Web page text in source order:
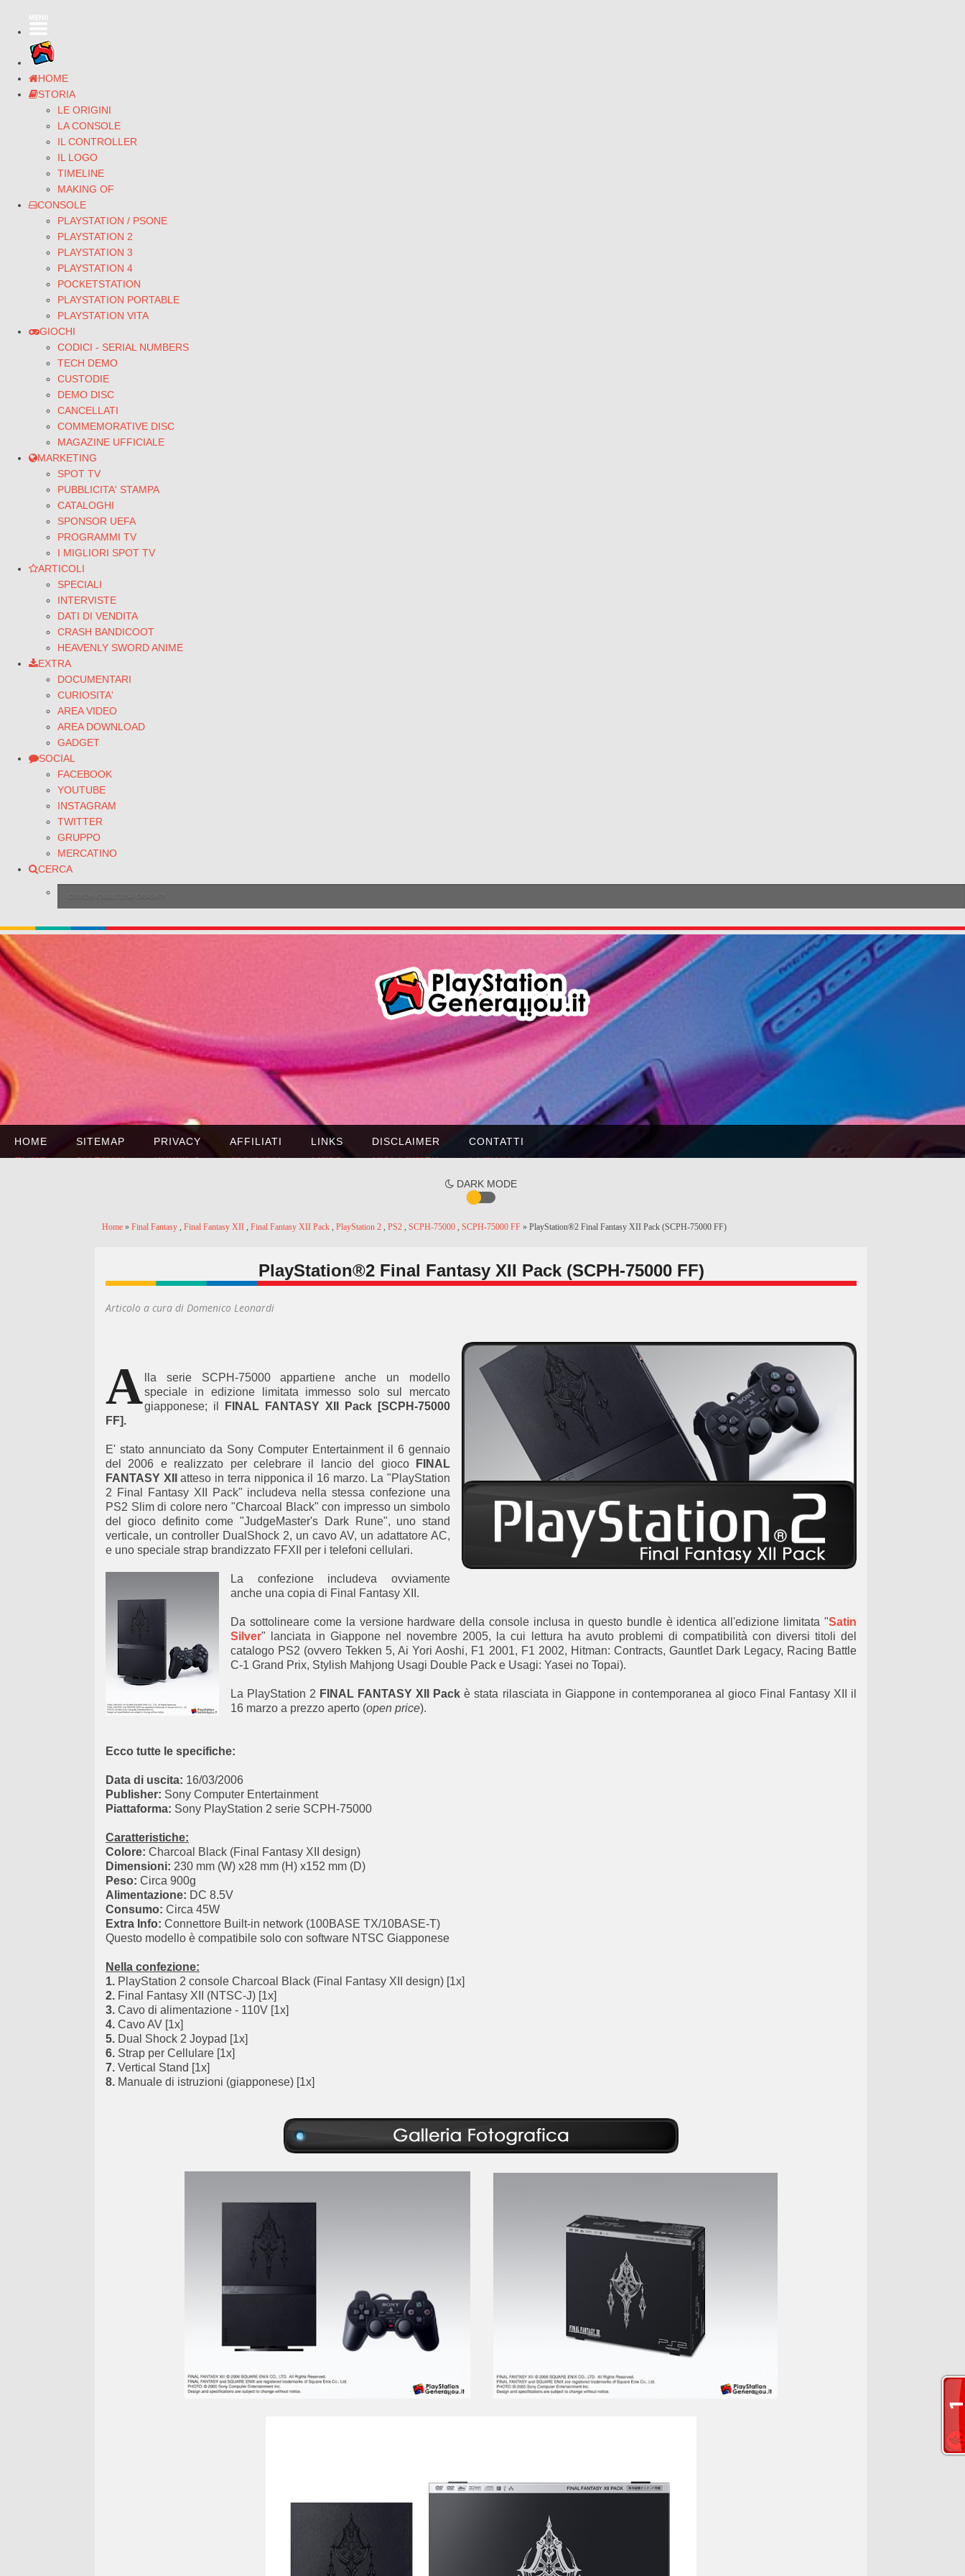
HOME
STORIA
LE ORIGINI
LA CONSOLE
IL CONTROLLER
IL LOGO
TIMELINE
MAKING OF
CONSOLE
PLAYSTATION / PSONE
PLAYSTATION 2
PLAYSTATION 3
PLAYSTATION 4
POCKETSTATION
PLAYSTATION PORTABLE
PLAYSTATION VITA
GIOCHI
CODICI - SERIAL NUMBERS
TECH DEMO
CUSTODIE
DEMO DISC
CANCELLATI
COMMEMORATIVE DISC
MAGAZINE UFFICIALE
MARKETING
SPOT TV
PUBBLICITA' STAMPA
CATALOGHI
SPONSOR UEFA
PROGRAMMI TV
I MIGLIORI SPOT TV
ARTICOLI
SPECIALI
INTERVISTE
DATI DI VENDITA
CRASH BANDICOOT
HEAVENLY SWORD ANIME
EXTRA
DOCUMENTARI
CURIOSITA'
AREA VIDEO
AREA DOWNLOAD
GADGET
SOCIAL
FACEBOOK
YOUTUBE
INSTAGRAM
TWITTER
GRUPPO
MERCATINO
CERCA
HOME SITEMAP PRIVACY AFFILIATI LINKS DISCLAIMER CONTATTI
DARK MODE
Home » Final Fantasy , Final Fantasy XII , Final Fantasy XII Pack , PlayStation 2 , PS2 , SCPH-75000 , SCPH-75000 FF » PlayStation®2 Final Fantasy XII Pack (SCPH-75000 FF)
PlayStation®2 Final Fantasy XII Pack (SCPH-75000 FF)
Articolo a cura di Domenico Leonardi
A lla serie SCPH-75000 appartiene anche un modello
speciale in edizione limitata immesso solo sul mercato
giapponese; il
FINAL FANTASY XII Pack [SCPH-75000
FF].
E' stato annunciato da Sony Computer Entertainment il 6 gennaio
del 2006 e realizzato per celebrare il lancio del gioco
FINAL
FANTASY XIIatteso in terra nipponica il 16 marzo. La "PlayStation
2 Final Fantasy XII Pack" includeva nella stessa confezione una
PS2 Slim di colore nero "Charcoal Black" con impresso un simbolo
del gioco definito come "JudgeMaster's Dark Rune", uno stand
verticale, un controller DualShock 2, un cavo AV, un adattatore AC,
e uno speciale strap brandizzato FFXII per i telefoni cellulari.
La confezione
includeva ovviamente
anche una copia di Final Fantasy XII .
Da sottolineare come la versione hardware della console inclusa in questo bundle è identica all'edizione limitata "Satin
Silver" lanciata in Giappone nel novembre 2005, la cui lettura ha avuto problemi di compatibilità con diversi titoli del
catalogo PS2 (ovvero Tekken 5, Ai Yori Aoshi, F1 2001, F1 2002, Hitman: Contracts, Gauntlet Dark Legacy, Racing Battle
C-1 Grand Prix, Stylish Mahjong Usagi Double Pack e Usagi: Yasei no Topai).
La PlayStation 2 FINAL FANTASY XII Pack è stata rilasciata in Giapponein contemporanea al gioco Final Fantasy XII
il
16 marzo a prezzo aperto (open price).
Ecco tutte le specifiche:
Data di uscita: 16/03/2006
Publisher: Sony Computer Entertainment
Piattaforma: Sony PlayStation 2 serie SCPH-75000
Caratteristiche:
Colore: Charcoal Black (Final Fantasy XII design)
Dimensioni: 230 mm (W) x28 mm (H) x152 mm (D)
Peso: Circa 900g
Alimentazione: DC 8.5V
Consumo: Circa 45W
Extra Info: Connettore Built-in network (100BASE TX/10BASE-T)
Questo modello è compatibile solo con software NTSC Giapponese
Nella confezione:
1. PlayStation 2 console Charcoal Black (Final Fantasy XII design) [1x]
2. Final Fantasy XII (NTSC-J) [1x]
3. Cavo di alimentazione - 110V [1x]
4. Cavo AV [1x]
5. Dual Shock 2 Joypad [1x]
6. Strap per Cellulare [1x]
7. Vertical Stand [1x]
8. Manuale di istruzioni (giapponese) [1x]